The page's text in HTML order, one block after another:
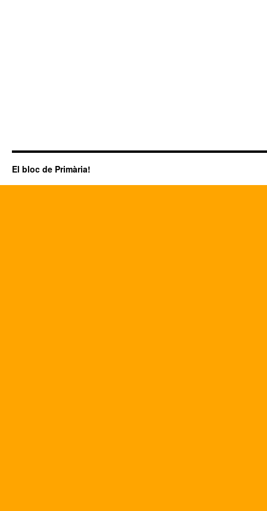
El bloc de Primària!